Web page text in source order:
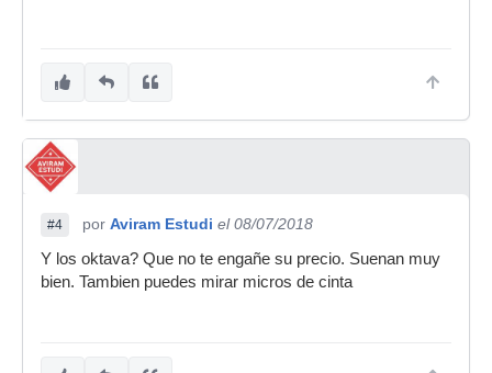
#4 por Aviram Estudi el 08/07/2018
Y los oktava? Que no te engañe su precio. Suenan muy
bien. Tambien puedes mirar micros de cinta